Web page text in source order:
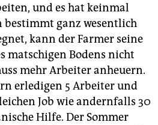
und es hat keinmal
bestimmt ganz wesentlich
kann der Farmer seine
matschigen Bodens nicht
mehr Arbeiter anheuern.
erledigen 5 Arbeiter und
Job wie andernfalls 30
Hilfe. Der Sommer